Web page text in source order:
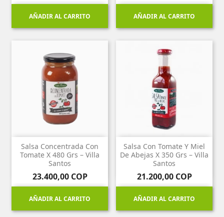
AÑADIR AL CARRITO AÑADIR AL CARRITO
Salsa Concentrada Con
Tomate X 480 Grs – Villa
Santos
Precio
23.400,00 COP
AÑADIR AL CARRITO
Salsa Con Tomate Y Miel
De Abejas X 350 Grs – Villa
Santos
Precio
21.200,00 COP
AÑADIR AL CARRITO